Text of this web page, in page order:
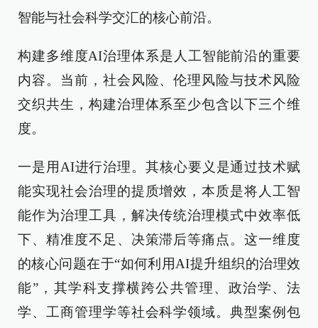
智能与社会科学交汇的核心前沿。
构建多维度AI治理体系是人工智能前沿的重要
内容。当前，社会风险、伦理风险与技术风险
交织共生，构建治理体系至少包含以下三个维
度。
一是用AI进行治理。其核心要义是通过技术赋
能实现社会治理的提质增效，本质是将人工智
能作为治理工具，解决传统治理模式中效率低
下、精准度不足、决策滞后等痛点。这一维度
的核心问题在于“如何利用AI提升组织的治理效
能”，其学科支撑横跨公共管理、政治学、法
学、工商管理学等社会科学领域。典型案例包